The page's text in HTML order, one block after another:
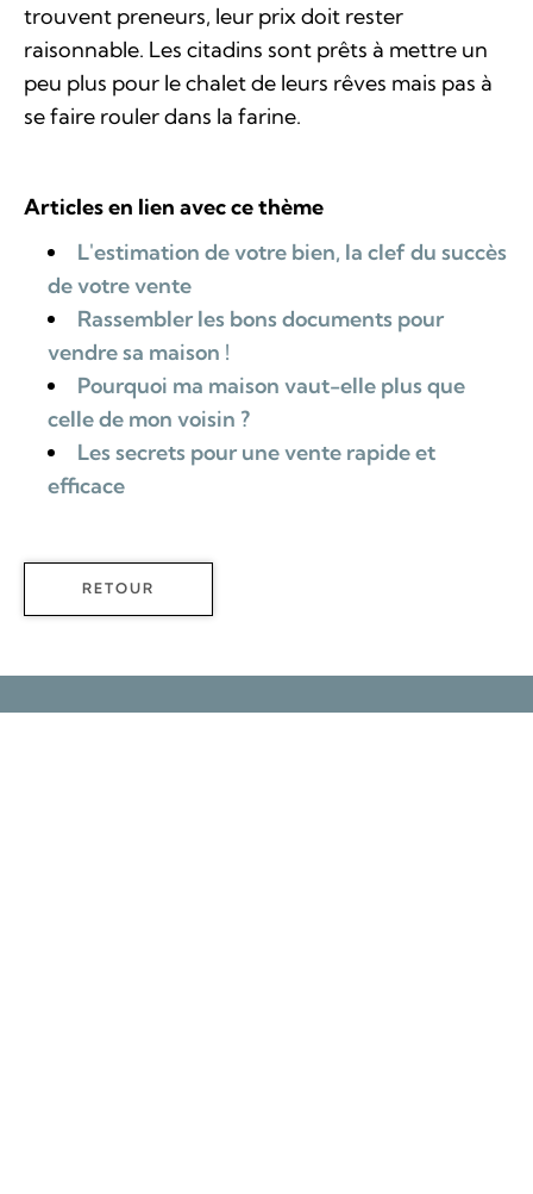
trouvent preneurs, leur prix doit rester
raisonnable. Les citadins sont prêts à mettre un
peu plus pour le chalet de leurs rêves mais pas à
se faire rouler dans la farine.
Articles en lien avec ce thème
L'estimation de votre bien, la clef du succès
de votre vente
Rassembler les bons documents pour
vendre sa maison !
Pourquoi ma maison vaut-elle plus que
celle de mon voisin ?
Les secrets pour une vente rapide et
efficace
RETOUR